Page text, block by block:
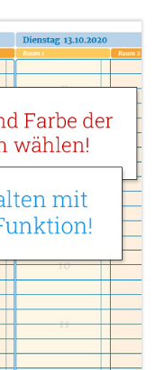
0%
0%
0%
0%